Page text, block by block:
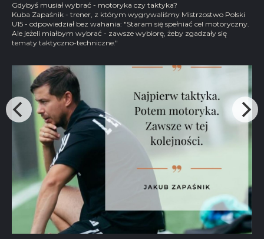
Gdybyś musiał wybrać - motoryka czy taktyka?
Kuba Zapaśnik - trener, z którym wygrywaliśmy Mistrzostwo Polski
U15 - odpowiedział bez wahania: "Staram się spełniać cel motoryczny.
Ale jeżeli miałbym wybrać - zawsze wybiorę, żeby zgadzały się
tematy taktyczno-techniczne."